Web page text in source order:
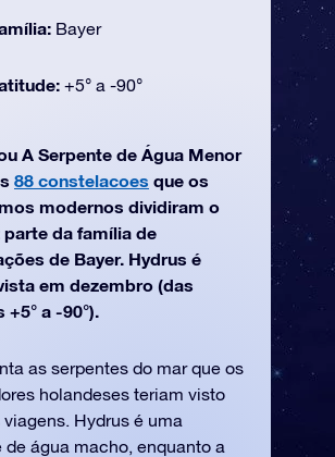
Bayer
+5° a -90°
A Serpente de Água Menor
88 constelacoes que os
modernos dividiram o
parte da família de
de Bayer. Hydrus é
em dezembro (das
a -90°).
as serpentes do mar que os
holandeses teriam visto
Hydrus é uma
de água macho, enquanto a